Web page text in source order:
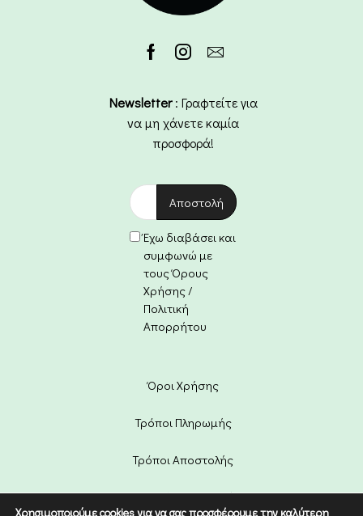
Newsletter: Γραφτείτε για
να μη χάνετε καμία
προσφορά!
Έχω διαβάσει και
συμφωνώ με
τους Όρους
Χρήσης /
Πολιτική
Απορρήτου
Όροι Χρήσης
Τρόποι Πληρωμής
Τρόποι Αποστολής
Πολιτική Επιστροφών
Χρησιμοποιούμε cookies για να σας προσφέρουμε την καλύτερη